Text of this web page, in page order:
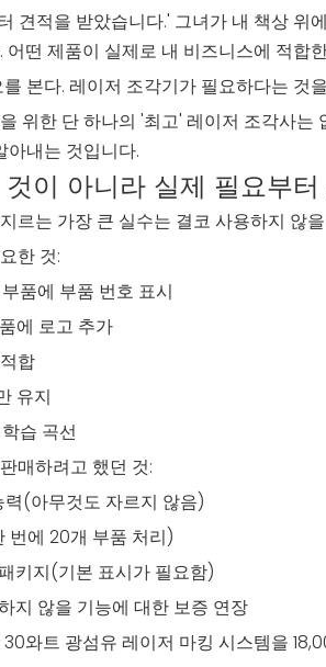
견적을 받았습니다.' 그녀가 내 책상
어떤 제품이 실제로 내 비즈니스에 적합
본다. 레이저 조각기가 필요하다는 것
위한 단 하나의 '최고' 레이저 조각사
아내는 것입니다.
이 아니라 실제 필요부
르는 가장 큰 실수는 결코 사용하지 않
한 것:
품에 부품 번호 표시
에 로고 추가
합
유지
습 곡선
매하려고 했던 것:
(아무것도 자르지 않음)
번에 20개 부품 처리)
키지(기본 표시가 필요함)
지 않을 기능에 대한 보증 연장
와트 광섬유 레이저 마킹 시스템을